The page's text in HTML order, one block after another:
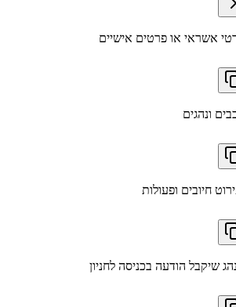
אשראי או פרטים אישיים
ונהגים
חיובים ופעולות
שיקבל הודעה בכניסה לחניון